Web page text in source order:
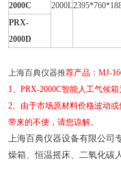
2000L
2000C
PRX-
2000D
上海百典仪器推荐产品 ：MJ-
1、PRX-2000C智能人工气候箱
2、由于市场原材料价格波动
带来的不便，请您谅解。
上海百典仪器设备有限公司
燥箱、恒温摇床、 二氧化碳